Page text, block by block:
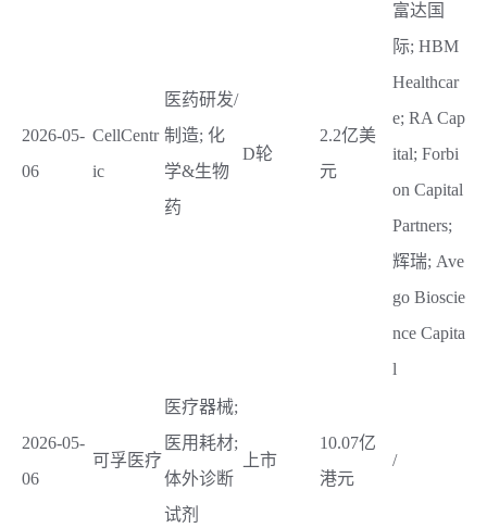
2026-05-
06
CellCentr
ic
医药研发/
制造; 化
学&生物
药
D轮
2.2亿美
元
富达国
际; HBM
Healthcar
e; RA Cap
ital; Forbi
on Capital
Partners;
辉瑞; Ave
go Bioscie
nce Capita
l
2026-05-
06
可孚医疗
医疗器械;
医用耗材;
体外诊断
试剂
上市
10.07亿
港元
/